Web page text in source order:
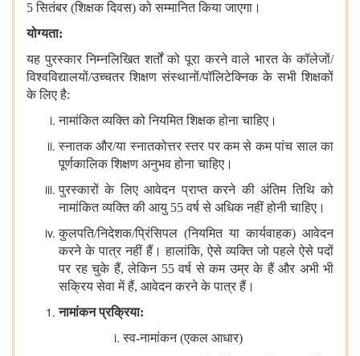
5 सितंबर (शिक्षक दिवस) को सम्मानित किया जाएगा।
योग्यता:
यह पुरस्कार निम्नलिखित शर्तों को पूरा करने वाले भारत के कॉलेजों/
विश्वविद्यालयों/उच्चतर शिक्षण संस्थानों/पॉलिटेक्निक के सभी शिक्षकों
के लिए है:
नामांकित व्यक्ति को नियमित शिक्षक होना चाहिए।
स्नातक और/या स्नातकोत्तर स्तर पर कम से कम पांच साल का
पूर्णकालिक शिक्षण अनुभव होना चाहिए।
पुरस्कारों के लिए आवेदन प्राप्त करने की अंतिम तिथि को
नामांकित व्यक्ति की आयु 55 वर्ष से अधिक नहीं होनी चाहिए।
कुलपति/निदेशक/प्रिंसिपल (नियमित या कार्यवाहक) आवेदन
करने के पात्र नहीं हैं। हालांकि, ऐसे व्यक्ति जो पहले ऐसे पदों
पर रह चुके हैं, लेकिन 55 वर्ष से कम उम्र के हैं और अभी भी
सक्रिय सेवा में हैं, आवेदन करने के पात्र हैं।
नामांकन प्रक्रिया:
स्व-नामांकन (एकल आधार)